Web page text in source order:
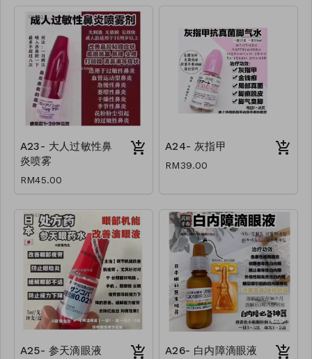
A23- 大人过敏性鼻
炎喷雾
RM45.00
A24- 灰指甲
RM39.00
A25- 参天滴眼液 A26- 白内障滴眼液